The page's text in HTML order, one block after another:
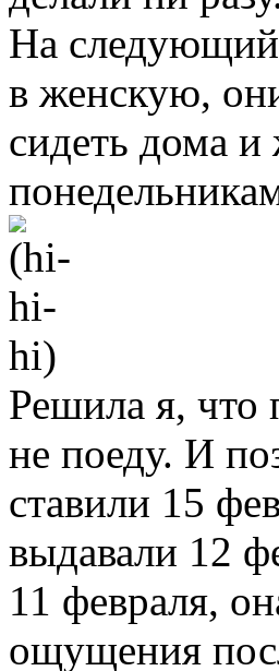
На следующий
в женскую,
сидеть дома и
Решила я, что
не поеду. И
ставили 15
выдавали 12
11 февраля,
ощущения